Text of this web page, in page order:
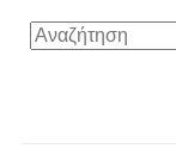
Αναζήτηση
για: